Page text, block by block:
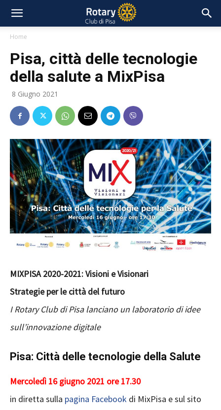
Home
Pisa, città delle tecnologie
della salute a MixPisa
8 Giugno 2021
MIXPISA 2020-2021: Visioni e Visionari
Strategie per le città del futuro
I Rotary Club di Pisa lanciano un laboratorio di idee
sull’innovazione digitale
Pisa: Città delle tecnologie della Salute
Mercoledì 16 giugno 2021 ore 17.30
in diretta sulla pagina Facebook di MixPisa e sul sito